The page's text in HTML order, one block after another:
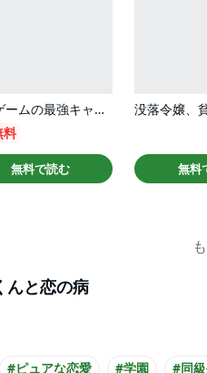
乙女ゲームの最強キャラたちが私に執着する
料
無料で読む 無料
んと恋の病
#ピュアな恋愛 #学園
#同